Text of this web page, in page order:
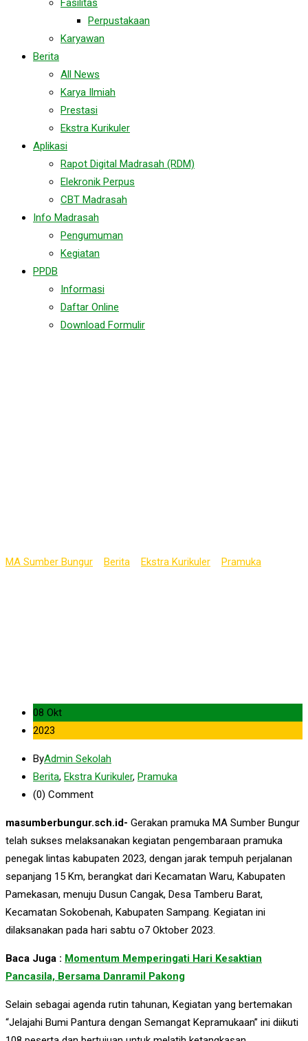
Fasilitas
Perpustakaan
Karyawan
Berita
All News
Karya Ilmiah
Prestasi
Ekstra Kurikuler
Aplikasi
Rapot Digital Madrasah (RDM)
Elekronik Perpus
CBT Madrasah
Info Madrasah
Pengumuman
Kegiatan
PPDB
Informasi
Daftar Online
Download Formulir
MA Sumber Bungur Berita Ekstra Kurikuler Pramuka
08 Okt
2023
ByAdmin Sekolah
Berita, Ekstra Kurikuler, Pramuka
(0) Comment
masumberbungur.sch.id- Gerakan pramuka MA Sumber Bungur
telah sukses melaksanakan kegiatan pengembaraan pramuka
penegak lintas kabupaten 2023, dengan jarak tempuh perjalanan
sepanjang 15 Km, berangkat dari Kecamatan Waru, Kabupaten
Pamekasan, menuju Dusun Cangak, Desa Tamberu Barat,
Kecamatan Sokobenah, Kabupaten Sampang. Kegiatan ini
dilaksanakan pada hari sabtu o7 Oktober 2023.
Baca Juga : Momentum Memperingati Hari Kesaktian
Pancasila, Bersama Danramil Pakong
Selain sebagai agenda rutin tahunan, Kegiatan yang bertemakan
“Jelajahi Bumi Pantura dengan Semangat Kepramukaan” ini diikuti